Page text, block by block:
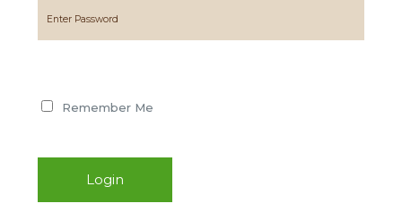
Remember Me